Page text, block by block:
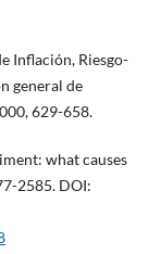
Inflación, Riesgo-
general de
629-658.
what causes
2585. DOI: